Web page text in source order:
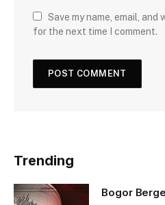
Save my name, email,
for the next time I comment.
Trending
Bogor